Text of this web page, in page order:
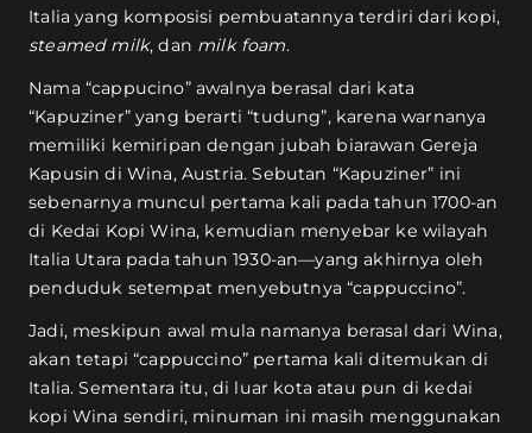
Italia yang komposisi pembuatannya terdiri dari kopi,
steamed milk, dan milk foam.
Nama “cappucino” awalnya berasal dari kata
“Kapuziner” yang berarti “tudung”, karena warnanya
memiliki kemiripan dengan jubah biarawan Gereja
Kapusin di Wina, Austria. Sebutan “Kapuziner” ini
sebenarnya muncul pertama kali pada tahun 1700-an
di Kedai Kopi Wina, kemudian menyebar ke wilayah
Italia Utara pada tahun 1930-an—yang akhirnya oleh
penduduk setempat menyebutnya “cappuccino”.
Jadi, meskipun awal mula namanya berasal dari Wina,
akan tetapi “cappuccino” pertama kali ditemukan di
Italia. Sementara itu, di luar kota atau pun di kedai
kopi Wina sendiri, minuman ini masih menggunakan